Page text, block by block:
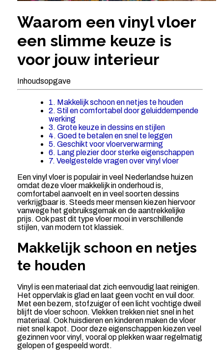
Waarom een vinyl vloer
een slimme keuze is
voor jouw interieur
Inhoudsopgave
1. Makkelijk schoon en netjes te houden
2. Stil en comfortabel door geluiddempende
werking
3. Grote keuze in dessins en stijlen
4. Goed te betalen en snel te leggen
5. Geschikt voor vloerverwarming
6. Lang plezier door sterke eigenschappen
7. Veelgestelde vragen over vinyl vloer
Een vinyl vloer is populair in veel Nederlandse huizen
omdat deze vloer makkelijk in onderhoud is,
comfortabel aanvoelt en in veel soorten dessins
verkrijgbaar is. Steeds meer mensen kiezen hiervoor
vanwege het gebruiksgemak en de aantrekkelijke
prijs. Ook past dit type vloer mooi in verschillende
stijlen, van modern tot klassiek.
Makkelijk schoon en netjes
te houden
Vinyl is een materiaal dat zich eenvoudig laat reinigen.
Het oppervlak is glad en laat geen vocht en vuil door.
Met een bezem, stofzuiger of een licht vochtige dweil
blijft de vloer schoon. Vlekken trekken niet snel in het
materiaal. Ook huisdieren en kinderen maken de vloer
niet snel kapot. Door deze eigenschappen kiezen veel
gezinnen voor vinyl, vooral op plekken waar regelmatig
gelopen of gespeeld wordt.